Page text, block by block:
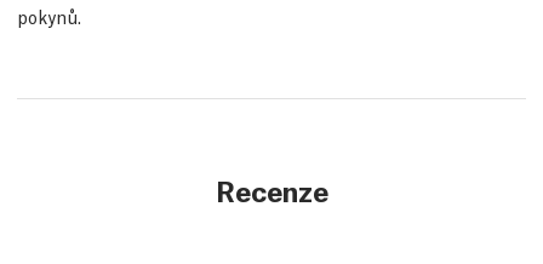
pokynů.
Recenze